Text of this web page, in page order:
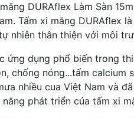
DURAflex Làm Sàn
Tấm xi măng DURAflex
nhiên thân thiện với môi
ứng dụng phổ biến trong
chống nóng...tấm
nhiều cua Việt Nam và
phát triển của tấm xi